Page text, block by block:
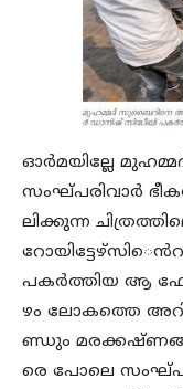
ഓർമയില്ലേ
സംഘ്​പരിവാർ
ലിക്കുന്ന
പകര്‍ത്തിയ ആ
ഴം ലോകത്തെ
ണ്ഡും
രെ പോലെ